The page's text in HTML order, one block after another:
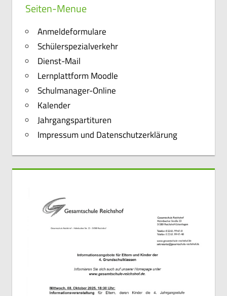
Seiten-Menue
Anmeldeformulare
Schülerspezialverkehr
Dienst-Mail
Lernplattform Moodle
Schulmanager-Online
Kalender
Jahrgangspartituren
Impressum und Datenschutzerklärung